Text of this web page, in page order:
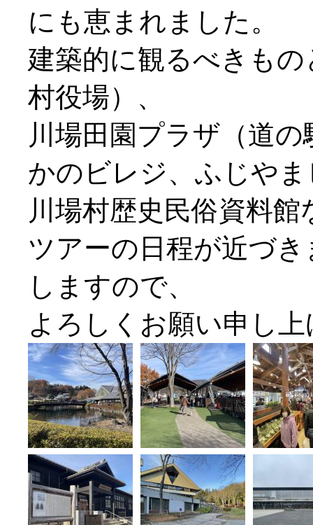
にも恵まれました。
建築的に観るべきも
村役場）、
川場田園プラザ（道
かのビレジ、ふじや
川場村歴史民俗資料
ツアーの日程が近づ
しますので、
よろしくお願い申し